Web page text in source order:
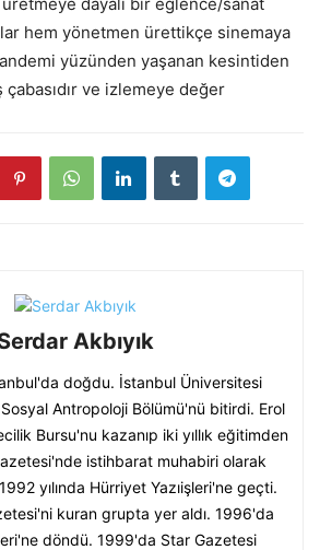
hem yönetmen ürettikçe sinemaya
yüzünden yaşanan kesintiden
ve izlemeye değer
Akbıyık
doğdu. İstanbul Üniversitesi
Antropoloji Bölümü'nü bitirdi. Erol
Bursu'nu kazanıp iki yıllık eğitimden
istihbarat muhabiri olarak
yılında Hürriyet Yazıişleri'ne geçti.
kuran grupta yer aldı. 1996'da
döndü. 1999'da Star Gazetesi